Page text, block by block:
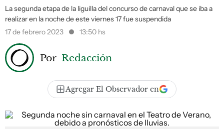
La segunda etapa de la liguilla del concurso de carnaval que se iba a
realizar en la noche de este viernes 17 fue suspendida
17 de febrero 2023
13:50 hs
Por Redacción
Agregar El Observador en